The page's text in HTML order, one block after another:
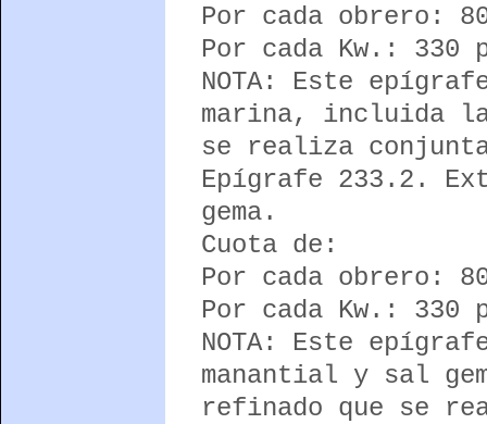
Por cada obrero:
Por cada Kw.: 330
NOTA: Este
marina, incluida
se realiza
Epígrafe 233.2.
gema.
Cuota de:
Por cada obrero:
Por cada Kw.: 330
NOTA: Este
manantial y sal
refinado que se